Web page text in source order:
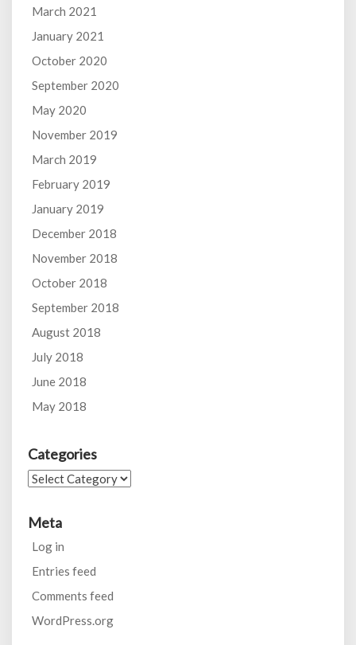
March 2021
January 2021
October 2020
September 2020
May 2020
November 2019
March 2019
February 2019
January 2019
December 2018
November 2018
October 2018
September 2018
August 2018
July 2018
June 2018
May 2018
Categories
Categories
Meta
Log in
Entries feed
Comments feed
WordPress.org